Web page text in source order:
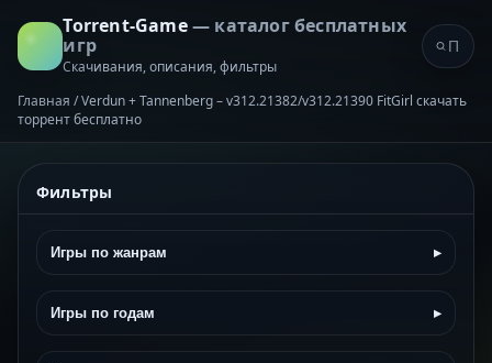
Torrent-Game— каталог бесплатных
игр
Скачивания, описания, фильтры
Главная /Verdun + Tannenberg – v312.21382/v312.21390 FitGirl скачать
торрент бесплатно
Фильтры
Игры по жанрам ▸
Игры по годам ▸